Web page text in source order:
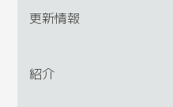
更新情報
紹介